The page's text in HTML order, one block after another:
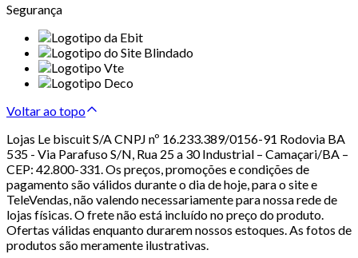
Segurança
Voltar ao topo
Lojas Le biscuit S/A CNPJ nº 16.233.389/0156-91 Rodovia BA
535 - Via Parafuso S/N, Rua 25 a 30 Industrial – Camaçari/BA –
CEP: 42.800-331. Os preços, promoções e condições de
pagamento são válidos durante o dia de hoje, para o site e
TeleVendas, não valendo necessariamente para nossa rede de
lojas físicas. O frete não está incluído no preço do produto.
Ofertas válidas enquanto durarem nossos estoques. As fotos de
produtos são meramente ilustrativas.